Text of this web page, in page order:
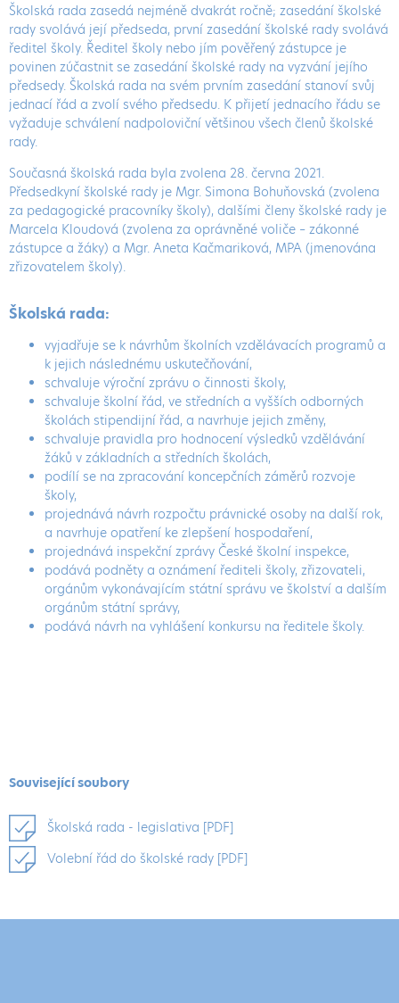
Školská rada zasedá nejméně dvakrát ročně; zasedání školské
rady svolává její předseda, první zasedání školské rady svolává
ředitel školy. Ředitel školy nebo jím pověřený zástupce je
povinen zúčastnit se zasedání školské rady na vyzvání jejího
předsedy. Školská rada na svém prvním zasedání stanoví svůj
jednací řád a zvolí svého předsedu. K přijetí jednacího řádu se
vyžaduje schválení nadpoloviční většinou všech členů školské
rady.
Současná školská rada byla zvolena 28. června 2021.
Předsedkyní školské rady je Mgr. Simona Bohuňovská (zvolena
za pedagogické pracovníky školy), dalšími členy školské rady je
Marcela Kloudová (zvolena za oprávněné voliče – zákonné
zástupce a žáky) a Mgr. Aneta Kačmariková, MPA (jmenována
zřizovatelem školy).
Školská rada:
vyjadřuje se k návrhům školních vzdělávacích programů a
k jejich následnému uskutečňování,
schvaluje výroční zprávu o činnosti školy,
schvaluje školní řád, ve středních a vyšších odborných
školách stipendijní řád, a navrhuje jejich změny,
schvaluje pravidla pro hodnocení výsledků vzdělávání
žáků v základních a středních školách,
podílí se na zpracování koncepčních záměrů rozvoje
školy,
projednává návrh rozpočtu právnické osoby na další rok,
a navrhuje opatření ke zlepšení hospodaření,
projednává inspekční zprávy České školní inspekce,
podává podněty a oznámení řediteli školy, zřizovateli,
orgánům vykonávajícím státní správu ve školství a dalším
orgánům státní správy,
podává návrh na vyhlášení konkursu na ředitele školy.
Souvisejícísoubory
Školská rada - legislativa [PDF]
Volební řád do školské rady [PDF]